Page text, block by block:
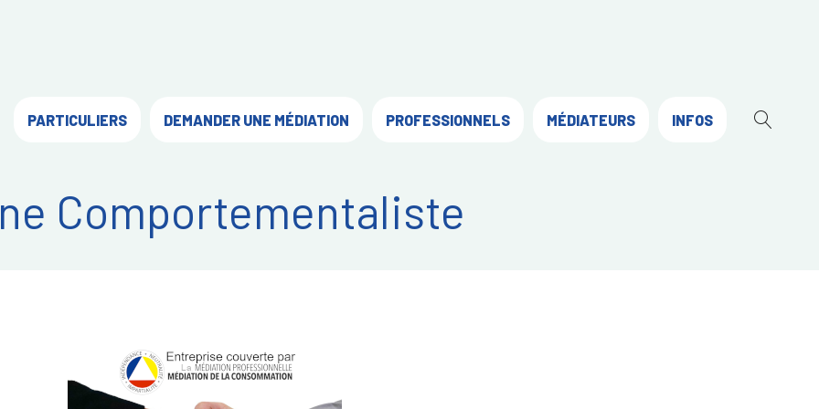
PARTICULIERS DEMANDER UNE MÉDIATION PROFESSIONNELS MÉDIATEURS INFOS
Comportementaliste